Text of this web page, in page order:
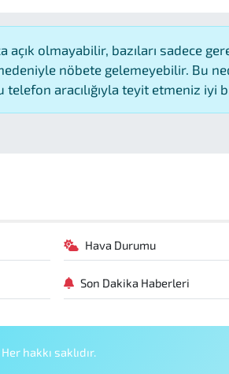
açık olmayabilir, bazıları sadece
nöbete gelemeyebilir. Bu
telefon aracılığıyla teyit etmeniz iyi
Hava Durumu
Son Dakika Haberleri
hakkı saklıdır.